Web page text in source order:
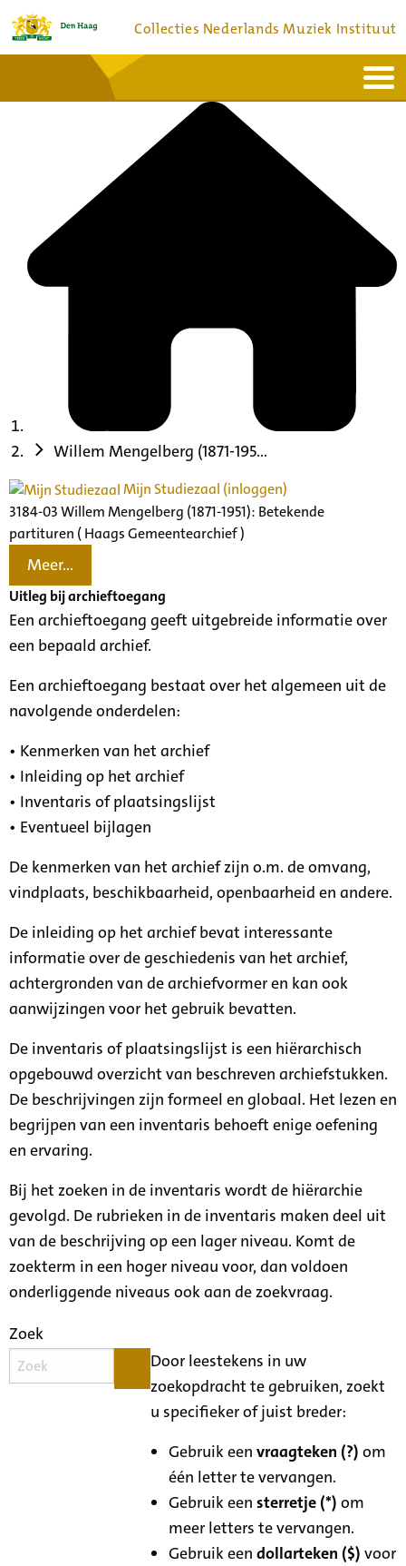
Collecties Nederlands Muziek Instituut
Bronnen en collecties
Willem Mengelberg (1871-195...
Mijn Studiezaal (inloggen)
3184-03 Willem Mengelberg (1871-1951): Betekende
partituren ( Haags Gemeentearchief )
Meer...
Uitleg bij archieftoegang
Een archieftoegang geeft uitgebreide informatie over
een bepaald archief.
Een archieftoegang bestaat over het algemeen uit de
navolgende onderdelen:
• Kenmerken van het archief
• Inleiding op het archief
• Inventaris of plaatsingslijst
• Eventueel bijlagen
De kenmerken van het archief zijn o.m. de omvang,
vindplaats, beschikbaarheid, openbaarheid en andere.
De inleiding op het archief bevat interessante
informatie over de geschiedenis van het archief,
achtergronden van de archiefvormer en kan ook
aanwijzingen voor het gebruik bevatten.
De inventaris of plaatsingslijst is een hiërarchisch
opgebouwd overzicht van beschreven archiefstukken.
De beschrijvingen zijn formeel en globaal. Het lezen en
begrijpen van een inventaris behoeft enige oefening
en ervaring.
Bij het zoeken in de inventaris wordt de hiërarchie
gevolgd. De rubrieken in de inventaris maken deel uit
van de beschrijving op een lager niveau. Komt de
zoekterm in een hoger niveau voor, dan voldoen
onderliggende niveaus ook aan de zoekvraag.
Zoek
Door leestekens in uw
zoekopdracht te gebruiken, zoekt
u specifieker of juist breder:
Gebruik eenvraagteken (?) om
één letter te vervangen.
Gebruik eensterretje (*) om
meer letters te vervangen.
Gebruik eendollarteken ($) voor